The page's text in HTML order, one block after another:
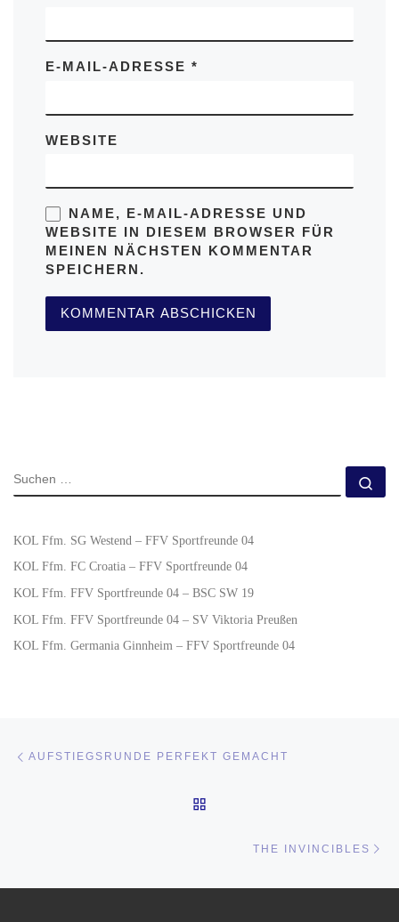
E-MAIL-ADRESSE*
WEBSITE
NAME, E-MAIL-ADRESSE UND
WEBSITE IN DIESEM BROWSER FÜR
MEINEN NÄCHSTEN KOMMENTAR
SPEICHERN.
KOL Ffm. SG Westend – FFV Sportfreunde 04
KOL Ffm. FC Croatia – FFV Sportfreunde 04
KOL Ffm. FFV Sportfreunde 04 – BSC SW 19
KOL Ffm. FFV Sportfreunde 04 – SV Viktoria Preußen
KOL Ffm. Germania Ginnheim – FFV Sportfreunde 04
AUFSTIEGSRUNDE PERFEKT GEMACHT
THE INVINCIBLES